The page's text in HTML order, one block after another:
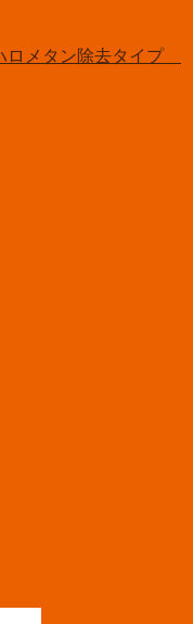
ロメタン除去タイプ